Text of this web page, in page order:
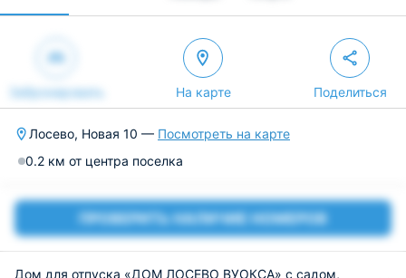
Забронировать На карте Поделиться
Лосево, Новая 10 — Посмотреть на карте
0.2 км от центра поселка
ПРОВЕРИТЬ НАЛИЧИЕ НОМЕРОВ
Дом для отпуска «ДОМ ЛОСЕВО ВУОКСА» с садом,